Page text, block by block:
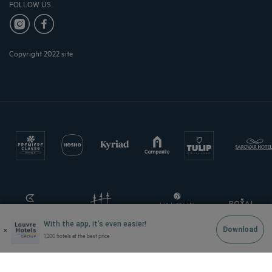
FOLLOW US
Copyright 2022 site
× With the app, it’s even easier!
1,200 hotels at the best price
Download